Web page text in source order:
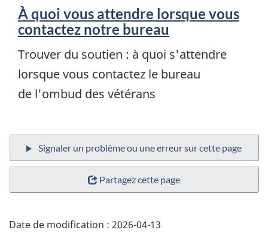
À quoi vous attendre lorsque vous
contactez notre bureau
Trouver du soutien : à quoi s'attendre
lorsque vous contactez le bureau
de l'ombud des vétérans
Partagez cette page
Date de modification : 2026-04-13